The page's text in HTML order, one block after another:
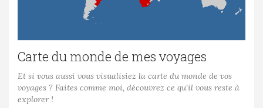
Carte du monde de mes voyages
Et si vous aussi vous visualisiez la carte du monde de vos
voyages ? Faites comme moi, découvrez ce qu'il vous reste à
explorer !